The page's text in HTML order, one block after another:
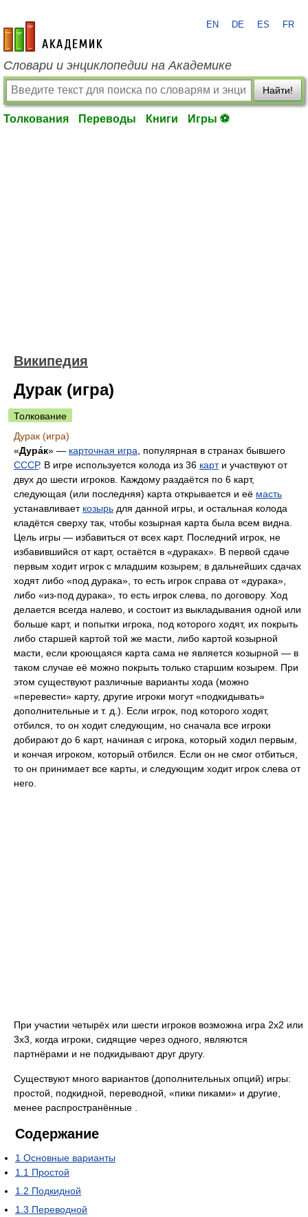
academic.ru
EN DE ES FR
Словари и энциклопедии на Академике
Найти!
Толкования Переводы Книги Игры ⚽
Википедия
Дурак (игра)
Толкование
Дурак (игра)
«Дура́к» — карточная игра , популярная в странах бывшего
СССР. В игре используется колода из 36 карти участвуют от
двух до шести игроков. Каждому раздаётся по 6 карт,
следующая (или последняя) карта открывается и её масть
устанавливает козырь для данной игры, и остальная колода
кладётся сверху так, чтобы козырная карта была всем видна.
Цель игры — избавиться от всех карт. Последний игрок, не
избавившийся от карт, остаётся в «дураках». В первой сдаче
первым ходит игрок с младшим козырем; в дальнейших сдачах
ходят либо «под дурака», то есть игрок справа от «дурака»,
либо «из-под дурака», то есть игрок слева, по договору. Ход
делается всегда налево, и состоит из выкладывания одной или
больше карт, и попытки игрока, под которого ходят, их покрыть
либо старшей картой той же масти, либо картой козырной
масти, если кроющаяся карта сама не является козырной — в
таком случае её можно покрыть только старшим козырем. При
этом существуют различные варианты хода (можно
«перевести» карту, другие игроки могут «подкидывать»
дополнительные и т. д.). Если игрок, под которого ходят,
отбился, то он ходит следующим, но сначала все игроки
добирают до 6 карт, начиная с игрока, который ходил первым,
и кончая игроком, который отбился. Если он не смог отбиться,
то он принимает все карты, и следующим ходит игрок слева от
него.
При участии четырёх или шести игроков возможна игра 2х2 или
3х3, когда игроки, сидящие через одного, являются
партнёрами и не подкидывают друг другу.
Существуют много вариантов (дополнительных опций) игры:
простой, подкидной, переводной, «пики пиками» и другие,
менее распространённые .
Содержание
1 Основные варианты
1.1 Простой
1.2 Подкидной
1.3 Переводной